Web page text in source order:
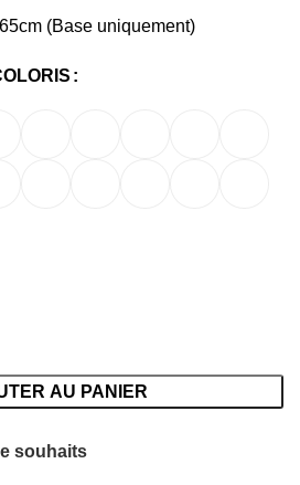
(Base uniquement)
AU PANIER
souhaits